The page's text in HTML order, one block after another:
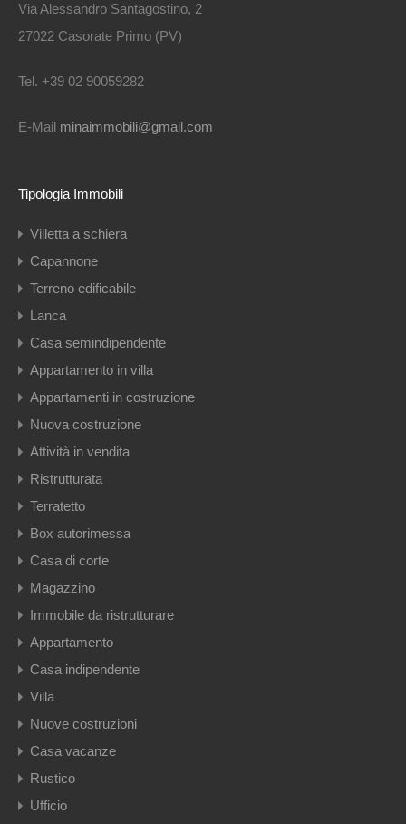
Via Alessandro Santagostino, 2
27022 Casorate Primo (PV)
Tel. +39 02 90059282
E-Mail minaimmobili@gmail.com
Tipologia Immobili
Villetta a schiera
Capannone
Terreno edificabile
Lanca
Casa semindipendente
Appartamento in villa
Appartamenti in costruzione
Nuova costruzione
Attività in vendita
Ristrutturata
Terratetto
Box autorimessa
Casa di corte
Magazzino
Immobile da ristrutturare
Appartamento
Casa indipendente
Villa
Nuove costruzioni
Casa vacanze
Rustico
Ufficio